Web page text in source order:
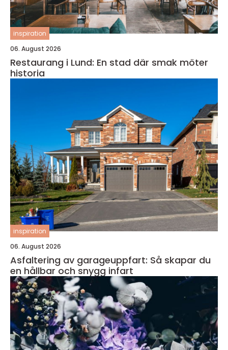
inspiration
06. August 2026
Restaurang i Lund: En stad där smak möter
historia
inspiration
06. August 2026
Asfaltering av garageuppfart: Så skapar du
en hållbar och snygg infart